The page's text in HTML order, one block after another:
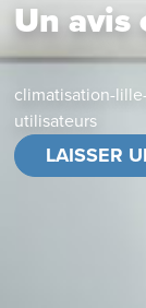
Un avis
climatisation-
utilisateurs
LAISSER